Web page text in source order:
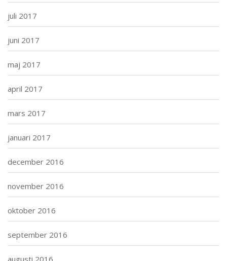
juli 2017
juni 2017
maj 2017
april 2017
mars 2017
januari 2017
december 2016
november 2016
oktober 2016
september 2016
augusti 2016